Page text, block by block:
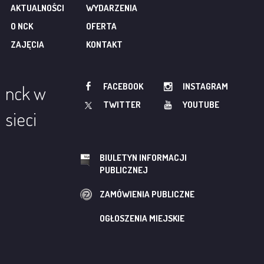
AKTUALNOŚCI
WYDARZENIA
O NCK
OFERTA
ZAJĘCIA
KONTAKT
nck w
sieci
FACEBOOK
INSTAGRAM
TWITTER
YOUTUBE
BIULETYN INFORMACJI
PUBLICZNEJ
ZAMÓWIENIA PUBLICZNE
OGŁOSZENIA MIEJSKIE